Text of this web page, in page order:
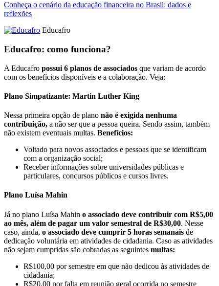
Conheça o cenário da educação financeira no Brasil: dados e
reflexões
Educafro
Educafro: como funciona?
A Educafro possui 6 planos de associados que variam de acordo
com os benefícios disponíveis e a colaboração. Veja:
Plano Simpatizante: Martin Luther King
Nessa primeira opção de plano não é exigida nenhuma
contribuição, a não ser que a pessoa queira. Sendo assim, também
não existem eventuais multas. Benefícios:
Voltado para novos associados e pessoas que se identificam
com a organização social;
Receber informações sobre universidades públicas e
particulares, concursos públicos e cursos livres.
Plano Luísa Mahin
Já no plano Luísa Mahin o associado deve contribuir com R$5,00
ao mês, além de pagar um valor semestral de R$30,00. Nesse
caso, ainda, o associado deve cumprir 5 horas semanais de
dedicação voluntária em atividades de cidadania. Caso as atividades
não sejam cumpridas são cobradas as seguintes multas:
R$100,00 por semestre em que não dedicou às atividades de
cidadania;
R$20,00 por falta em reunião geral ocorrida no semestre